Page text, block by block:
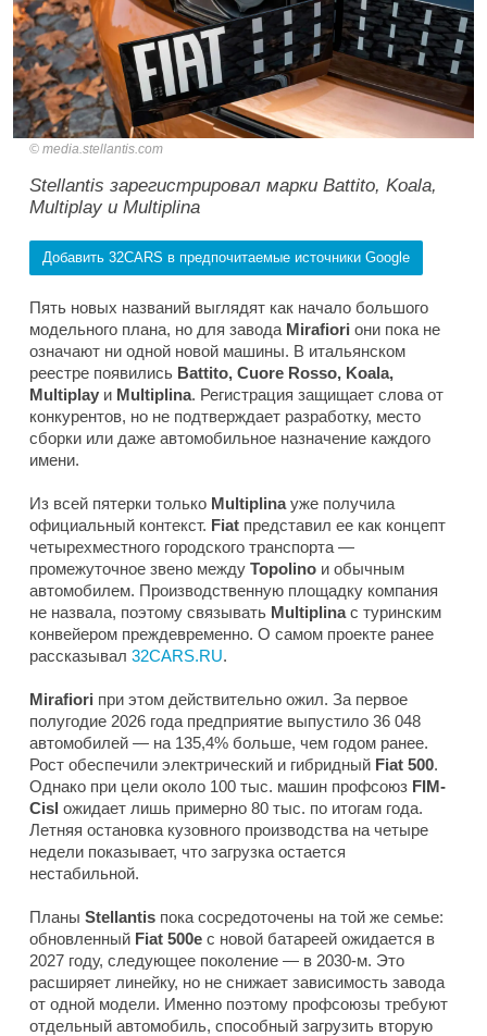
media.stellantis.com
Stellantis зарегистрировал марки Battito, Koala,
Multiplay и Multiplina
Добавить 32CARS в предпочитаемые источники Google
Пять новых названий выглядят как начало большого
модельного плана, но для завода Mirafiori они пока не
означают ни одной новой машины. В итальянском
реестре появились Battito, Cuore Rosso, Koala,
Multiplay и Multiplina. Регистрация защищает слова от
конкурентов, но не подтверждает разработку, место
сборки или даже автомобильное назначение каждого
имени.
Из всей пятерки только Multiplinaуже получила
официальный контекст. Fiat представил ее как концепт
четырехместного городского транспорта —
промежуточное звено между Topolino и обычным
автомобилем. Производственную площадку компания
не назвала, поэтому связывать Multiplinaс туринским
конвейером преждевременно. О самом проекте ранее
рассказывал 32CARS.RU.
Mirafiori при этом действительно ожил. За первое
полугодие 2026 года предприятие выпустило 36 048
автомобилей — на 135,4% больше, чем годом ранее.
Рост обеспечили электрический и гибридный Fiat 500.
Однако при цели около 100 тыс. машин профсоюз FIM-
Cisl ожидает лишь примерно 80 тыс. по итогам года.
Летняя остановка кузовного производства на четыре
недели показывает, что загрузка остается
нестабильной.
Планы Stellantis пока сосредоточены на той же семье:
обновленный Fiat 500e с новой батареей ожидается в
2027 году, следующее поколение — в 2030-м. Это
расширяет линейку, но не снижает зависимость завода
от одной модели. Именно поэтому профсоюзы требуют
отдельный автомобиль, способный загрузить вторую